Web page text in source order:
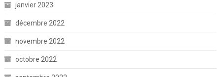
janvier 2023
décembre 2022
novembre 2022
octobre 2022